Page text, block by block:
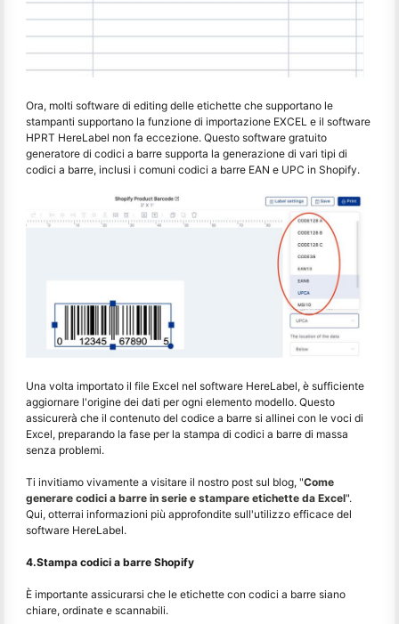
Ora, molti software di editing delle etichette che supportano le
stampanti supportano la funzione di importazione EXCEL e il software
HPRT HereLabel non fa eccezione. Questo software gratuito
generatore di codici a barre supporta la generazione di vari tipi di
codici a barre, inclusi i comuni codici a barre EAN e UPC in Shopify.
Una volta importato il file Excel nel software HereLabel, è sufficiente
aggiornare l'origine dei dati per ogni elemento modello. Questo
assicurerà che il contenuto del codice a barre si allinei con le voci di
Excel, preparando la fase per la stampa di codici a barre di massa
senza problemi.
Ti invitiamo vivamente a visitare il nostro post sul blog, "Come
generare codici a barre in serie e stampare etichette da Excel".
Qui, otterrai informazioni più approfondite sull'utilizzo efficace del
software HereLabel.
4.Stampa codici a barre Shopify
È importante assicurarsi che le etichette con codici a barre siano
chiare, ordinate e scannabili.